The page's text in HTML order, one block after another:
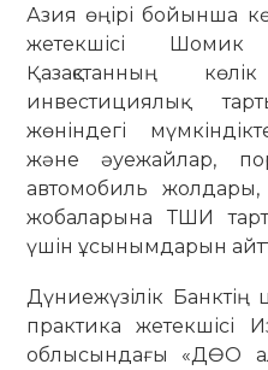
Азия өңірі бойынша
жетекшісі
Қазақстанның
инвестициялық
жөніндегі
және әуежайлар,
автомобиль жолдары,
жобаларына ТШИ
үшін ұсынымдарын
Дүниежүзілік
практика жетекшісі
облысындағы «ДӨО